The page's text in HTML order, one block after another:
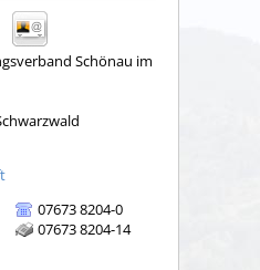
Schönau im
07673 8204-0
07673 8204-14